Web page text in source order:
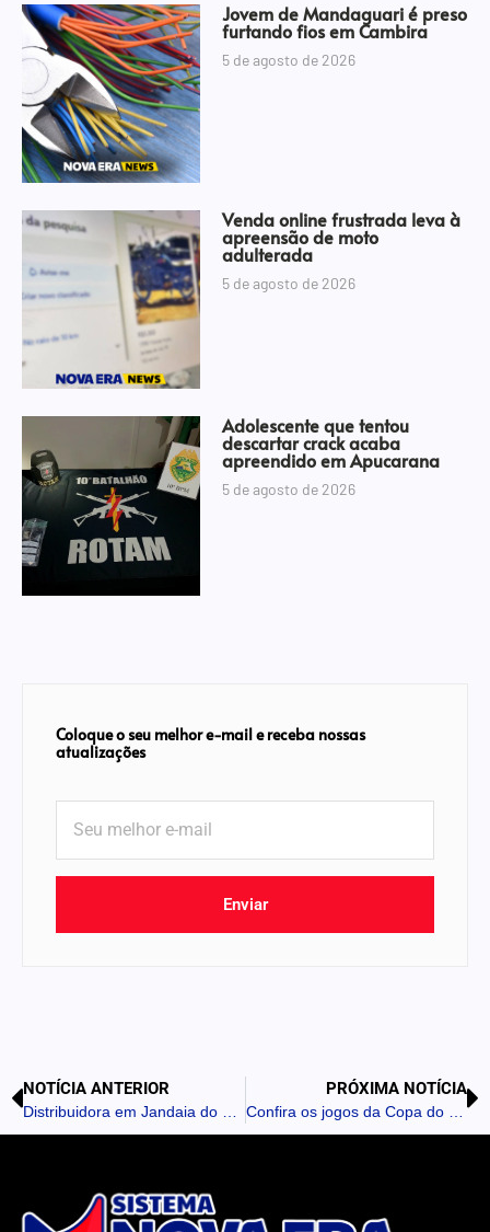
Jovem de Mandaguari é preso
furtando fios em Cambira
5 de agosto de 2026
Venda online frustrada leva à
apreensão de moto
adulterada
5 de agosto de 2026
Adolescente que tentou
descartar crack acaba
apreendido em Apucarana
5 de agosto de 2026
Coloque o seu melhor e-mail e receba nossas
atualizações
Enviar
NOTÍCIA ANTERIOR PRÓXIMA NOTÍCIA